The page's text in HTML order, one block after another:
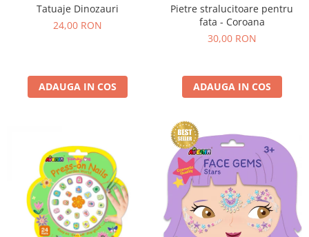
Tatuaje Dinozauri
24,00 RON
ADAUGA IN COS
Pietre stralucitoare pentru
fata - Coroana
30,00 RON
ADAUGA IN COS